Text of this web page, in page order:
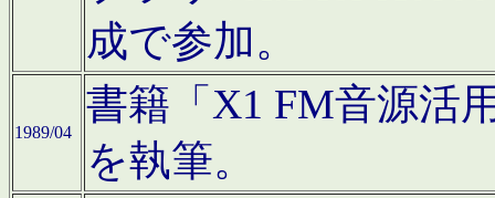
成で参加。
1989/04
書籍「X1 FM音源活
を執筆。